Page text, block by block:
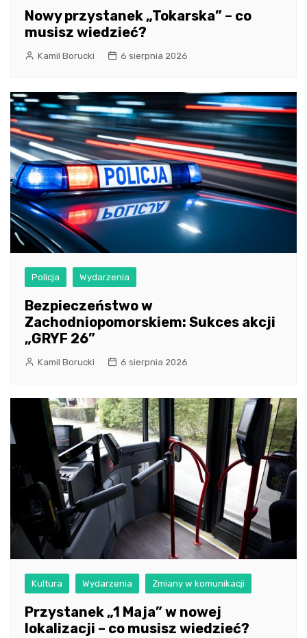
Nowy przystanek „Tokarska” – co
musisz wiedzieć?
Kamil Borucki 6 sierpnia 2026
Policja Wydarzenia
Bezpieczeństwo w
Zachodniopomorskiem: Sukces akcji
„GRYF 26”
Kamil Borucki 6 sierpnia 2026
Kultura Wydarzenia Zmiany w komunikacji
Przystanek „1 Maja” w nowej
lokalizacji – co musisz wiedzieć?